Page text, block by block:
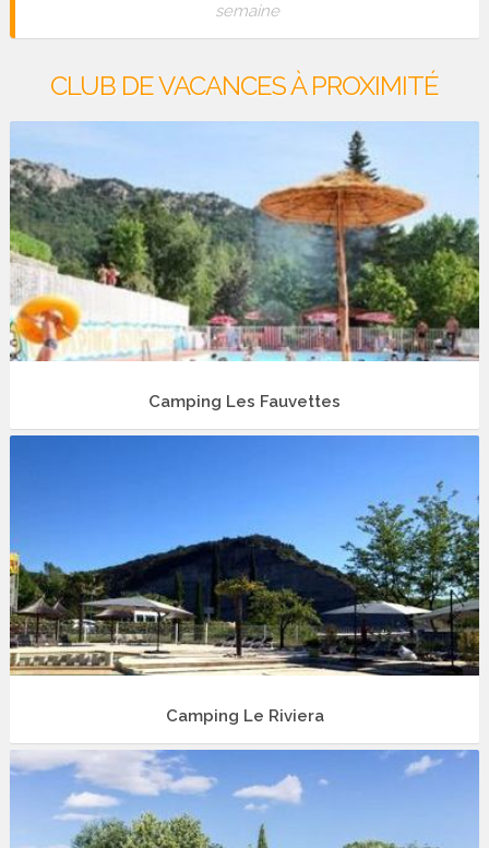
semaine
CLUB DE VACANCES À PROXIMITÉ
Camping Les Fauvettes
Camping Le Riviera